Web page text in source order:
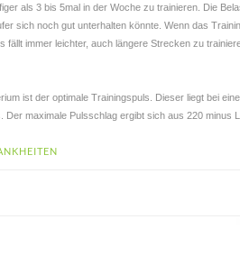
als 3 bis 5mal in der Woche zu trainieren. Die
sich noch gut unterhalten könnte. Wenn das
fällt immer leichter, auch längere Strecken zu
ist der optimale Trainingspuls. Dieser liegt bei
Der maximale Pulsschlag ergibt sich aus 220 minus